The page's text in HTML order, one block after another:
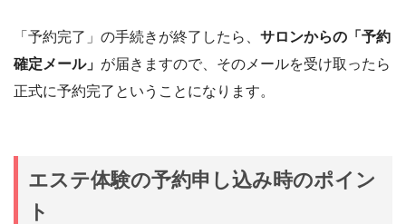
「予約完了」の手続きが終了したら、 サロンからの「予約
確定メール」 が届きますので、そのメールを受け取ったら
正式に予約完了ということになります。
エステ体験の予約申し込み時のポイン
ト